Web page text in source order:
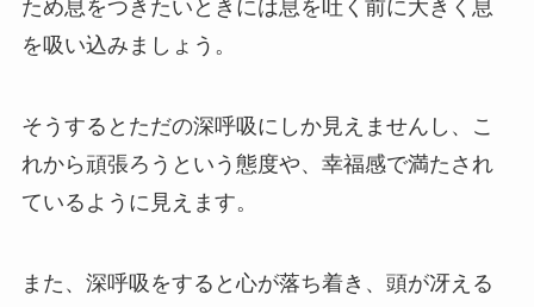
ため息をつきたいときには息を吐く前に大きく息
を吸い込みましょう。
そうするとただの深呼吸にしか見えませんし、こ
れから頑張ろうという態度や、幸福感で満たされ
ているように見えます。
また、深呼吸をすると心が落ち着き、頭が冴える